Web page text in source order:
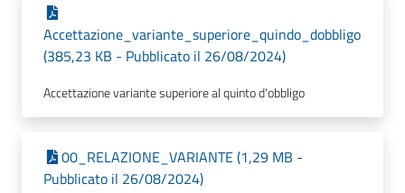
Accettazione_variante_superiore_quindo_dobbligo
(385,23 KB - Pubblicato il 26/08/2024)
Accettazione variante superiore al quinto d'obbligo
00_RELAZIONE_VARIANTE (1,29 MB -
Pubblicato il 26/08/2024)